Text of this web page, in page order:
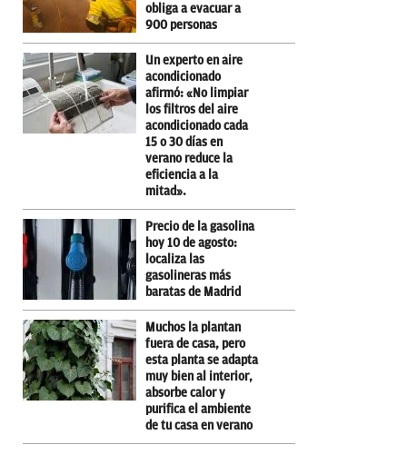
obliga a evacuar a
900 personas
Un experto en aire
acondicionado
afirmó: «No limpiar
los filtros del aire
acondicionado cada
15 o 30 días en
verano reduce la
eficiencia a la
mitad».
Precio de la gasolina
hoy 10 de agosto:
localiza las
gasolineras más
baratas de Madrid
Muchos la plantan
fuera de casa, pero
esta planta se adapta
muy bien al interior,
absorbe calor y
purifica el ambiente
de tu casa en verano